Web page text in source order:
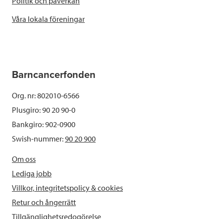
Våra lokala föreningar
Barncancerfonden
Org. nr: 802010-6566
Plusgiro: 90 20 90-0
Bankgiro: 902-0900
Swish-nummer:90 20 900
Om oss
Lediga jobb
Villkor, integritetspolicy & cookies
Retur och ångerrätt
Tillgänglighetsredogörelse